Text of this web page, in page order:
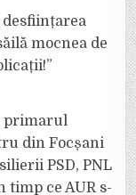
desființarea
mocnea de
primarul
din Focșani
PSD, PNL
timp ce AUR s-